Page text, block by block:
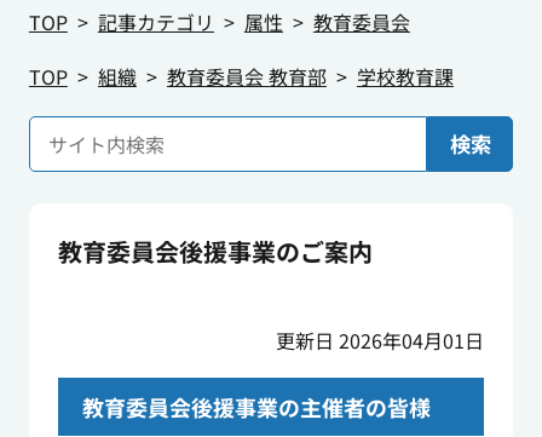
TOP
記事カテゴリ 属性
教育委員会
TOP
組織 教育委員会 教育部 学校教育課
検索
教育委員会後援事業のご案内
更新日 2026年04月01日
教育委員会後援事業の主催者の皆様